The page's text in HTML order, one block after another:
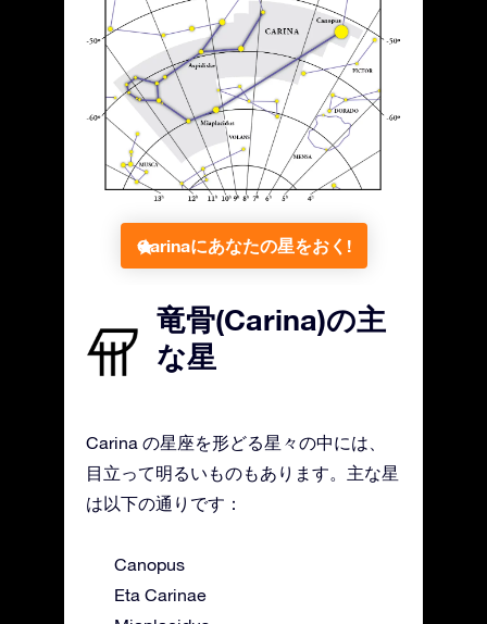
Carinaにあなたの星をおく!
竜骨(Carina)の主
な星
Carina の星座を形どる星々の中には、
目立って明るいものもあります。主な星
は以下の通りです：
Canopus
Eta Carinae